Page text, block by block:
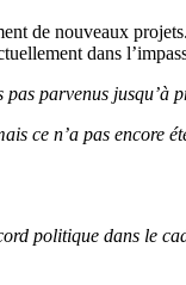
de nouveaux
dans
parvenus jusqu’à
ce n’a pas encore
politique dans le